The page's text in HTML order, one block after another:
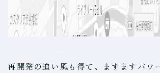
再開発の追い風も得て、ますますパ